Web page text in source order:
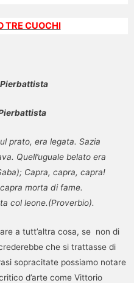
TRE CUOCHI
prato, era legata. Sazia
Quell’uguale belato era
Capra, capra, capra!
morta di fame.
col leone.(Proverbio).
a tutt’altra cosa, se non di
che si trattasse di
sopracitate possiamo notare
d’arte come Vittorio